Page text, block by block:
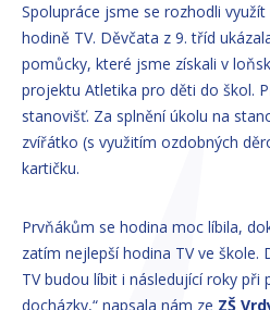
Spolupráce jsme se rozhodli
hodině TV. Děvčata z 9. tříd
pomůcky, které jsme získali v
projektu Atletika pro děti do škol.
stanovišť. Za splnění úkolu na
zvířátko (s využitím ozdobných
kartičku.
Prvňákům se hodina moc líbila,
zatím nejlepší hodina TV ve
TV budou líbit i následující roky při
docházky,“ napsala nám ze ZŠ